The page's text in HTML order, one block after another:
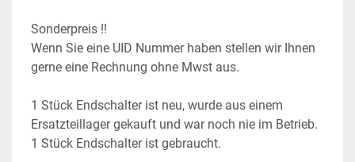
Sonderpreis !!
Wenn Sie eine UID Nummer haben stellen wir Ihnen
gerne eine Rechnung ohne Mwst aus.
1 Stück Endschalter ist neu, wurde aus einem
Ersatzteillager gekauft und war noch nie im Betrieb.
1 Stück Endschalter ist gebraucht.